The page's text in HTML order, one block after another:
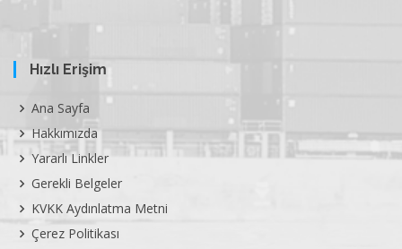
Hızlı Erişim
Ana Sayfa
Hakkımızda
Yararlı Linkler
Gerekli Belgeler
KVKK Aydınlatma Metni
Çerez Politikası